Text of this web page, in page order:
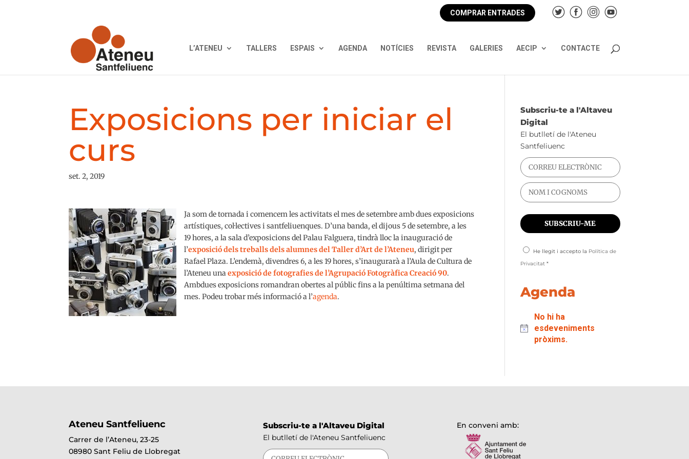
COMPRAR ENTRADES
L’ATENEU TALLERS ESPAIS AGENDA NOTÍCIES REVISTA GALERIES AECIP CONTACTE
Exposicions per iniciar el
curs
set. 2, 2019
Ja som de tornada i comencem les activitats el mes de setembre amb dues exposicions
artístiques, col·lectives i santfeliuenques. D’una banda, el dijous 5 de setembre, a les
19 hores, a la sala d’exposicions del Palau Falguera, tindrà lloc la inauguració de
l’exposició dels treballs dels alumnes del Taller d’Art de l’Ateneu, dirigit per
Rafael Plaza. L’endemà, divendres 6, a les 19 hores, s’inaugurarà a l’Aula de Cultura de
l’Ateneu unaexposició de fotografies de l’Agrupació Fotogràfica Creació 90.
Ambdues exposicions romandran obertes al públic fins a la penúltima setmana del
mes. Podeu trobar més informació a l’agenda.
Subscriu-te a l'Altaveu
Digital
El butlletí de l'Ateneu
Santfeliuenc
He llegit i accepto la Política de
Privacitat *
Agenda
No hi ha
esdeveniments
pròxims.
Ateneu Santfeliuenc
Carrer de l’Ateneu, 23-25
08980 Sant Feliu de Llobregat
Subscriu-te a l'Altaveu Digital
El butlletí de l'Ateneu Santfeliuenc
En conveni amb: